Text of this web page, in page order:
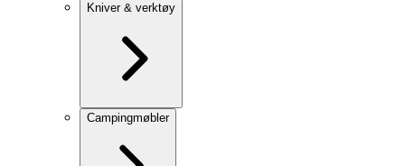
Kniver & verktøy
Campingmøbler